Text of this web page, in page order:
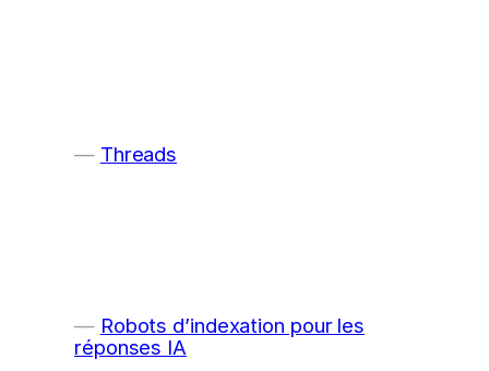
Threads
Robots d’indexation pour les
réponses IA